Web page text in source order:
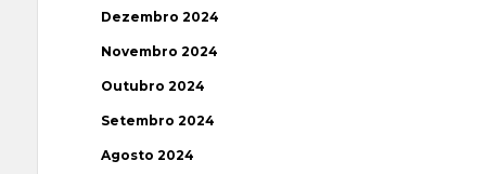
Dezembro 2024
Novembro 2024
Outubro 2024
Setembro 2024
Agosto 2024